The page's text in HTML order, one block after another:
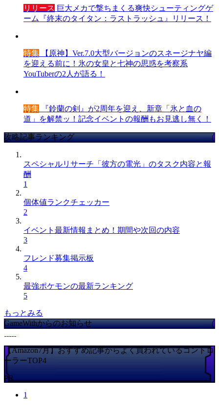
リリース 巨大メカで撃ちまくる爽快シューティングゲ
ーム『終末のタイタン：ラストラッシュ』リリース！
特集 【原神】Ver.7.0大型バージョンのスネージナヤ編
を迎える前に！氷の女皇と七神の思惑を考察系
YouTuberの2人が語る！
特集 『鈴蘭の剣』が2周年を迎え、新章「氷と血の
道」を解禁ッ！記念イベントの報酬もお見逃し無く！
攻略記事ランキング
スペシャルリサーチ「彼方の電光」のタスク内容と報
酬
1
個体値ランクチェッカー
2
イベント最新情報まとめ！期間や次回の内容
3
フレンド募集掲示板
4
最強ポケモンの最新ランキング
5
もっとみる
GameWithからのお知らせ
【Amazon7月】おすすめ記事からよく買われているコントロ
ーラーTOP4
PR
1